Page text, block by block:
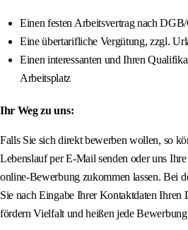
Einen festen Arbeitsvertrag nach
Eine übertarifliche Vergütung, zzgl.
Einen interessanten und Ihren
Arbeitsplatz
Ihr Weg zu uns:
Falls Sie sich direkt bewerben wollen, so
Lebenslauf per E-Mail senden oder uns
online-Bewerbung zukommen lassen. Bei
Sie nach Eingabe Ihrer Kontaktdaten Ihren
fördern Vielfalt und heißen jede